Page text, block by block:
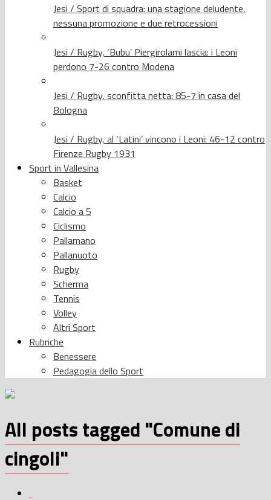
Jesi / Sport di squadra: una stagione deludente,
nessuna promozione e due retrocessioni
Jesi / Rugby, ‘Bubu’ Piergirolami lascia: i Leoni
perdono 7-26 contro Modena
Jesi / Rugby, sconfitta netta: 85-7 in casa del
Bologna
Jesi / Rugby, al ‘Latini’ vincono i Leoni: 46-12 contro
Firenze Rugby 1931
Sport in Vallesina
Basket
Calcio
Calcio a 5
Ciclismo
Pallamano
Pallanuoto
Rugby
Scherma
Tennis
Volley
Altri Sport
Rubriche
Benessere
Pedagogia dello Sport
All posts tagged "Comune di
cingoli"